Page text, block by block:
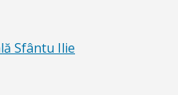
Sfântu Ilie